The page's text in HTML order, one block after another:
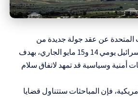
المتحدة عن عقد جولة جديدة من
المحادثات بين لبنان وإسرائيل يومي 14 و15 مايو الجاري، بهدف
أمنية وسياسية قد تمهد لاتفاق سلام
فإن المباحثات ستتناول قضايا